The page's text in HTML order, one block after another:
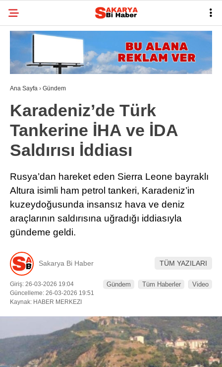
WhatsApp İhbar
Facebook
SAKARYA
VİDEO YAZARLAR
TARIHI ANLAYALIM
SAĞLIK
TEKNOLOJI
SERVISLER
Ana Sayfa › Gündem
Karadeniz’de Türk
Tankerine İHA ve İDA
Saldırısı İddiası
Rusya’dan hareket eden Sierra Leone bayraklı
Altura isimli ham petrol tankeri, Karadeniz’in
kuzeydoğusunda insansız hava ve deniz
araçlarının saldırısına uğradığı iddiasıyla
gündeme geldi.
Sakarya Bi Haber TÜM YAZILARI
Giriş: 26-03-2026 19:04
Güncelleme: 26-03-2026 19:51
Kaynak: HABER MERKEZI
Gündem Tüm Haberler Video